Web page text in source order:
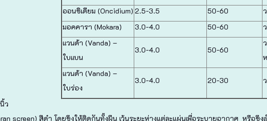
ออนซิเดียม (Oncidium) 2.5-3.5 50-60
มอคคารา (Mokara)
3.0-4.0 50-60
แวนด้า (Vanda) –
ใบแบน
3.0-4.0 50-60
แวนด้า (Vanda) –
ใบร่อง
3.0-4.0 20-30
ว
screen) สีดำ โดยขึงให้ติดกันทั้งผืน เว้นระยะห่างแต่ละแผ่นเพื่อระบายอากาศ หรือขึง